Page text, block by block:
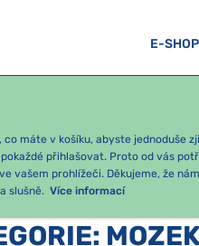
E-SHOP
máte v košíku, abyste jednoduše
přihlašovat. Proto od vás
vašem prohlížeči. Děkujeme, že
slušně. Více informací
: